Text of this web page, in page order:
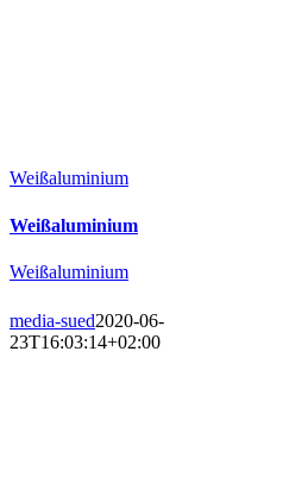
Weißaluminium
Weißaluminium
Weißaluminium
media-sued2020-06-
23T16:03:14+02:00